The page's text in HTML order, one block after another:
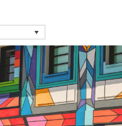
culture et débats